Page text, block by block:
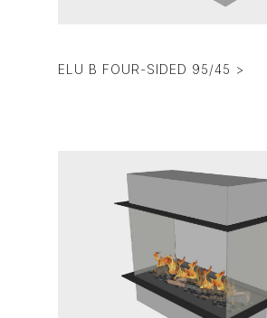
ELU B FOUR-SIDED 95/45 >